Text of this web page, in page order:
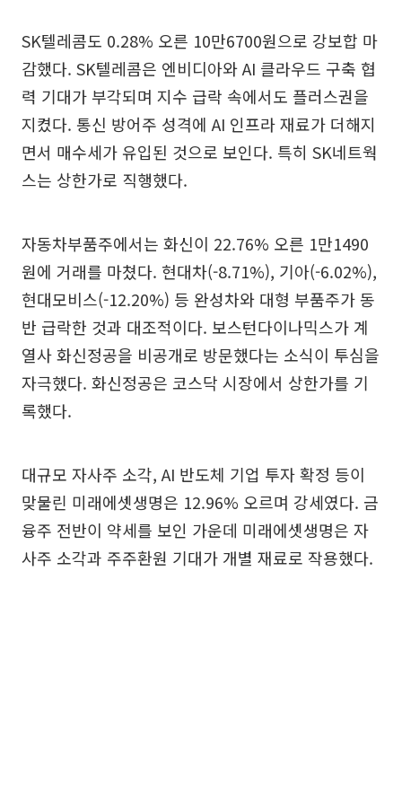
SK텔레콤도 0.28% 오른 10만6700원으로 강보합 마
감했다. SK텔레콤은 엔비디아와 AI 클라우드 구축 협
력 기대가 부각되며 지수 급락 속에서도 플러스권을
지켰다. 통신 방어주 성격에 AI 인프라 재료가 더해지
면서 매수세가 유입된 것으로 보인다. 특히 SK네트웍
스는 상한가로 직행했다.
자동차부품주에서는 화신이 22.76% 오른 1만1490
원에 거래를 마쳤다. 현대차(-8.71%), 기아(-6.02%),
현대모비스(-12.20%) 등 완성차와 대형 부품주가 동
반 급락한 것과 대조적이다. 보스턴다이나믹스가 계
열사 화신정공을 비공개로 방문했다는 소식이 투심을
자극했다. 화신정공은 코스닥 시장에서 상한가를 기
록했다.
대규모 자사주 소각, AI 반도체 기업 투자 확정 등이
맞물린 미래에셋생명은 12.96% 오르며 강세였다. 금
융주 전반이 약세를 보인 가운데 미래에셋생명은 자
사주 소각과 주주환원 기대가 개별 재료로 작용했다.